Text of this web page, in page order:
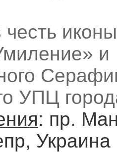
честь
и
УПЦ
: пр.
Украина